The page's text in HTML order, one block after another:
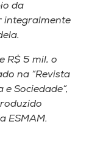
da
integralmente
R$ 5 mil, o
na “Revista
Sociedade”,
ESMAM.